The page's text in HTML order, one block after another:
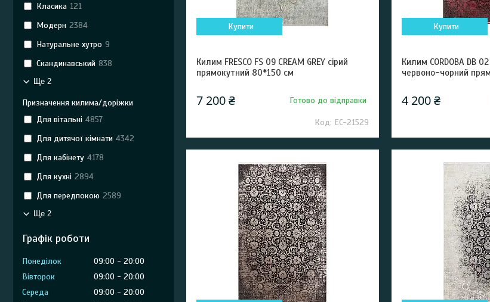
Купити
Килим FRESCO FS 09 CREAM GREY сірий
прямокутний 80*150 см
7 200 ₴ Готово до відправки
EC-21529
Купити
Килим CORDOBA DB
червоно-чорний
4 200 ₴
Класика 121
Модерн 2384
Натуральне хутро 9
Скандинавський 838
Ще 2
Призначення килима/доріжки
Для вітальні 4857
Для дитячої кімнати 4342
Для кабінету 4178
Для кухні 2894
Для передпокою 2589
Ще 2
Графік роботи
Понеділок 09:00
20:00
Вівторок
09:00
20:00
Середа
09:00
20:00